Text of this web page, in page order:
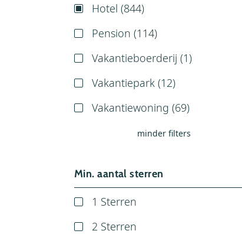
Hotel (844)
Pension (114)
Vakantieboerderij (1)
Vakantiepark (12)
Vakantiewoning (69)
minder filters
Min. aantal sterren
1 Sterren
2 Sterren